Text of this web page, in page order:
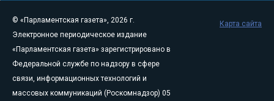
© «Парламентская газета», 2026 г.
Электронное периодическое издание
«Парламентская газета» зарегистрировано в
Федеральной службе по надзору в сфере
связи, информационных технологий и
массовых коммуникаций (Роскомнадзор) 05
Карта сайта